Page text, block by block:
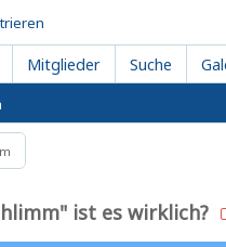
Mitglieder Suche
ist es wirklich?